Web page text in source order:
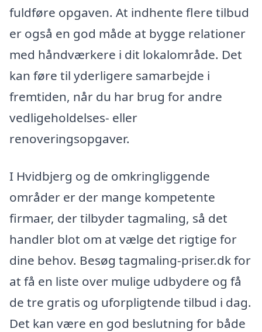
fuldføre opgaven. At indhente flere tilbud
er også en god måde at bygge relationer
med håndværkere i dit lokalområde. Det
kan føre til yderligere samarbejde i
fremtiden, når du har brug for andre
vedligeholdelses- eller
renoveringsopgaver.
I Hvidbjerg og de omkringliggende
områder er der mange kompetente
firmaer, der tilbyder tagmaling, så det
handler blot om at vælge det rigtige for
dine behov. Besøg tagmaling-priser.dk for
at få en liste over mulige udbydere og få
de tre gratis og uforpligtende tilbud i dag.
Det kan være en god beslutning for både